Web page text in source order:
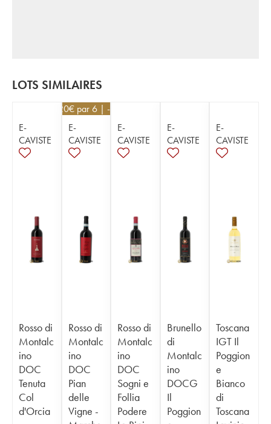
LOTS SIMILAIRES
E-
CAVISTE
Rosso di
Montalc
ino
DOC
Tenuta
Col
d'Orcia
25,20€ par 6 | -10%
E-
CAVISTE
Rosso di
Montalc
ino
DOC
Pian
delle
Vigne -
E-
CAVISTE
Rosso di
Montalc
ino
DOC
Sogni e
Follia
Podere
E-
CAVISTE
Brunello
di
Montalc
ino
DOCG
Il
Poggion
E-
CAVISTE
Toscana
IGT Il
Poggion
e
Bianco
di
Toscana